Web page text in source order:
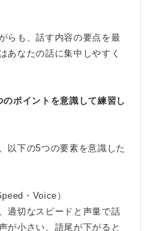
らも、話す内容の要点を最
あなたの話に集中しやすく
ポイントを意識して練習し
以下の5つの要素を意識した
・Voice）
適切なスピードと声量で話
が小さい、語尾が下がると